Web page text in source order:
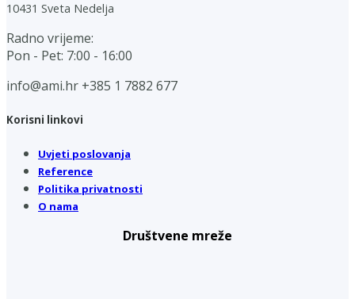
10431 Sveta Nedelja
Radno vrijeme:
Pon - Pet: 7:00 - 16:00
info@ami.hr +385 1 7882 677
Korisni linkovi
Uvjeti poslovanja
Reference
Politika privatnosti
O nama
Društvene mreže